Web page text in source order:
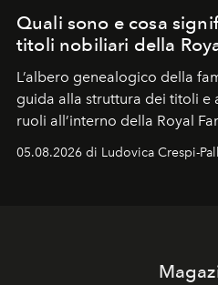
Quali sono e cosa
titoli nobiliari della
L’albero genealogico della
guida alla struttura dei titoli e
ruoli all’interno della Royal
05.08.2026 di Ludovica Crespi-